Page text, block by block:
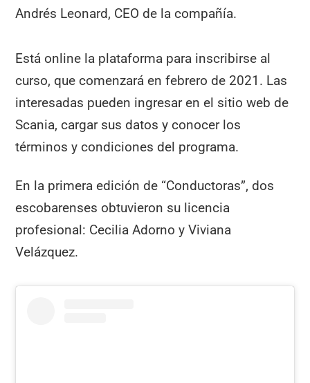
Andrés Leonard, CEO de la compañía.
Está online la plataforma para inscribirse al
curso, que comenzará en febrero de 2021. Las
interesadas pueden ingresar en el sitio web de
Scania, cargar sus datos y conocer los
términos y condiciones del programa.
En la primera edición de “Conductoras”, dos
escobarenses obtuvieron su licencia
profesional: Cecilia Adorno y Viviana
Velázquez.